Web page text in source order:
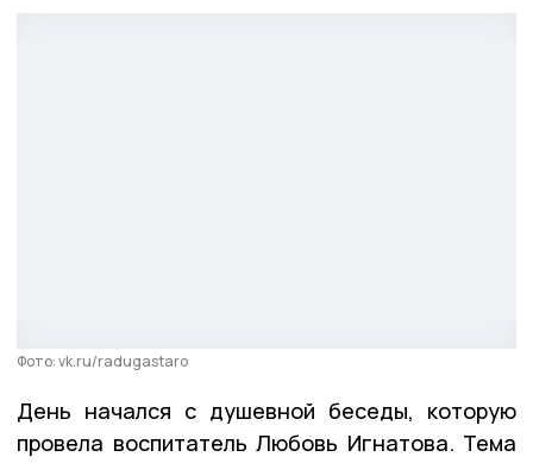
Фото: vk.ru/radugastaro
День начался с душевной беседы, которую
провела воспитатель Любовь Игнатова. Тема